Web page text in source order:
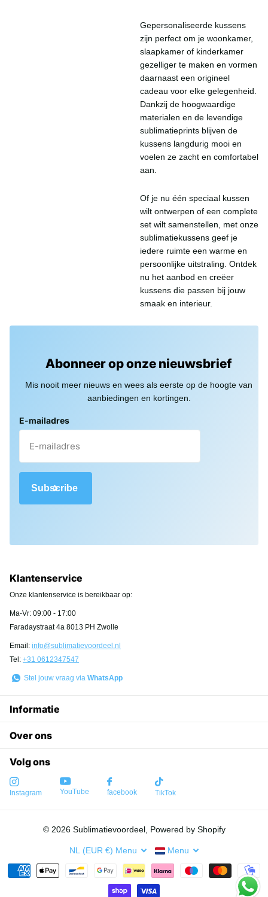
Gepersonaliseerde kussens
zijn perfect om je woonkamer,
slaapkamer of kinderkamer
gezelliger te maken en vormen
daarnaast een origineel
cadeau voor elke gelegenheid.
Dankzij de hoogwaardige
materialen en de levendige
sublimatieprints blijven de
kussens langdurig mooi en
voelen ze zacht en comfortabel
aan.
Of je nu één speciaal kussen
wilt ontwerpen of een complete
set wilt samenstellen, met onze
sublimatiekussens geef je
iedere ruimte een warme en
persoonlijke uitstraling. Ontdek
nu het aanbod en creëer
kussens die passen bij jouw
smaak en interieur.
Abonneer op onze nieuwsbrief
Mis nooit meer nieuws en wees als eerste op de hoogte van
aanbiedingen en kortingen.
E-mailadres
Subscribe
Klantenservice
Onze klantenservice is bereikbaar op:
Ma-Vr: 09:00 - 17:00
Faradaystraat 4a 8013 PH Zwolle
Email: info@sublimatievoordeel.nl
Tel: +31 0612347547
Stel jouw vraag via WhatsApp
Informatie
Over ons
Volg ons
Instagram YouTube facebook TikTok
© 2026Sublimatievoordeel, Powered by Shopify
NL (EUR €) Menu Menu